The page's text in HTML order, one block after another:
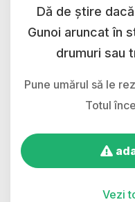
Dă de știre
Gunoi aruncat în
drumuri sau
Pune umărul să le
Totul
Vezi